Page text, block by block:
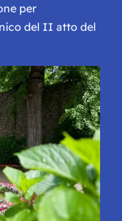
per
del II atto del